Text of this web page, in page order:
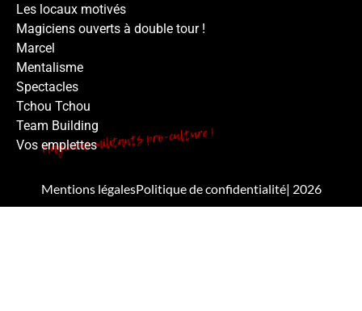
Les locaux motivés
Magiciens ouverts à double tour !
Marcel
Mentalisme
Spectacles
Tchou Tchou
Team Building
Vos emplettes
Mentions légalesPolitique de confidentialité| 2026